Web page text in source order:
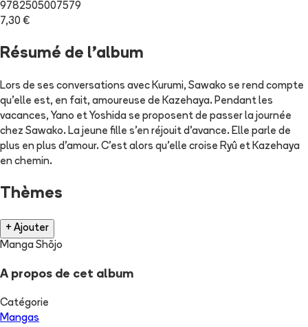
9782505007579
7,30 €
Résumé de l'album
Lors de ses conversations avec Kurumi, Sawako se rend compte
qu'elle est, en fait, amoureuse de Kazehaya. Pendant les
vacances, Yano et Yoshida se proposent de passer la journée
chez Sawako. La jeune fille s'en réjouit d'avance. Elle parle de
plus en plus d'amour. C'est alors qu'elle croise Ryû et Kazehaya
en chemin.
Thèmes
+ Ajouter
Manga Shōjo
A propos de cet album
Catégorie
Mangas